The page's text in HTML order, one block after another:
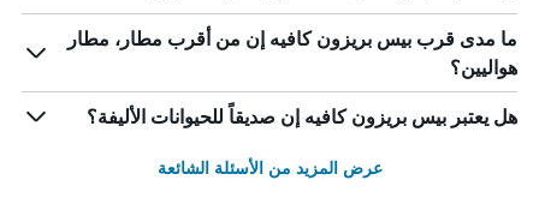
ما مدى قرب بيس بريزون كافيه إن من أقرب مطار، مطار
هواليين؟
هل يعتبر بيس بريزون كافيه إن صديقاً للحيوانات الأليفة؟
عرض المزيد من الأسئلة الشائعة